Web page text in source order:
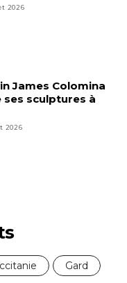
2026
James Colomina
ses sculptures à
2026
Gard